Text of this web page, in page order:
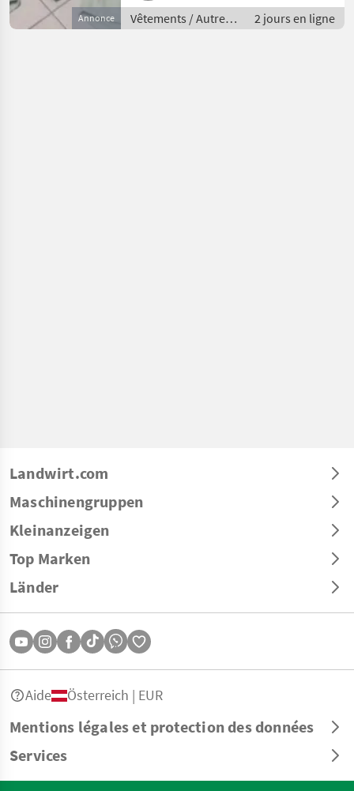
Annonce
Vêtements / Autres
vêtements
2 jours en ligne
Landwirt.com
Maschinengruppen
Kleinanzeigen
Top Marken
Länder
Mentions légales et protection des données
Services
Aide Österreich | EUR